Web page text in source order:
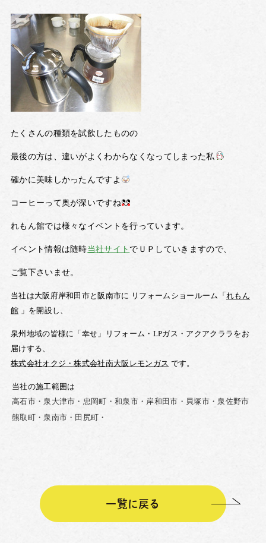
たくさんの種類を試飲したものの
最後の方は、違いがよくわからなくなってしまった私
確かに美味しかったんですよ
コーヒーって奥が深いですね
れもん館では様々なイベントを行っています。
イベント情報は随時当社サイト でＵＰしていきますので、
ご覧下さいませ。
当社は大阪府岸和田市と阪南市に リフォームショールーム「れもん
館 」を開設し、
泉州地域の皆様に「幸せ」リフォーム・ LPガス・ アクアクララを お
届けする、
株式会社オクジ ・株式会社南大阪 レモンガス です。
当社の施工範囲は
高石市・泉大津市・忠岡町・和泉市・岸和田市・貝塚市・泉佐野市
熊取町・泉南市・田尻町・
一覧に戻る